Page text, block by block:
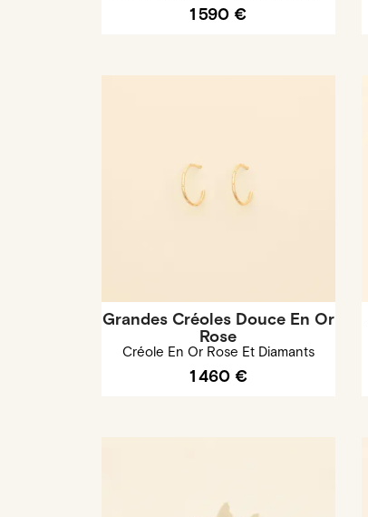
1 590 €
Grandes Créoles Douce En Or
Rose
Créole En Or Rose Et Diamants
1 460 €